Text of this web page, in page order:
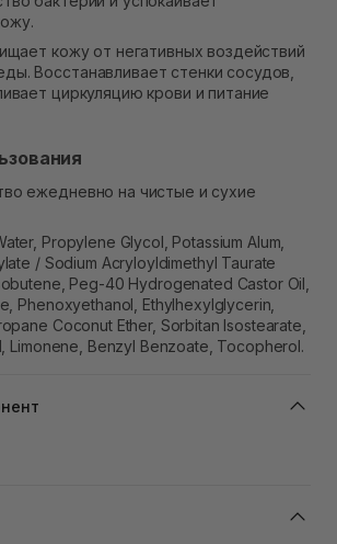
кожу от негативных воздействий
Восстанавливает стенки сосудов,
циркуляцию крови и питание
ежедневно на чистые и сухие
Propylene Glycol, Potassium Alum,
/ Sodium Acryloyldimethyl Taurate
Peg-40 Hydrogenated Castor Oil,
Phenoxyethanol, Ethylhexylglycerin,
Coconut Ether, Sorbitan Isostearate,
Limonene, Benzyl Benzoate, Tocopherol.